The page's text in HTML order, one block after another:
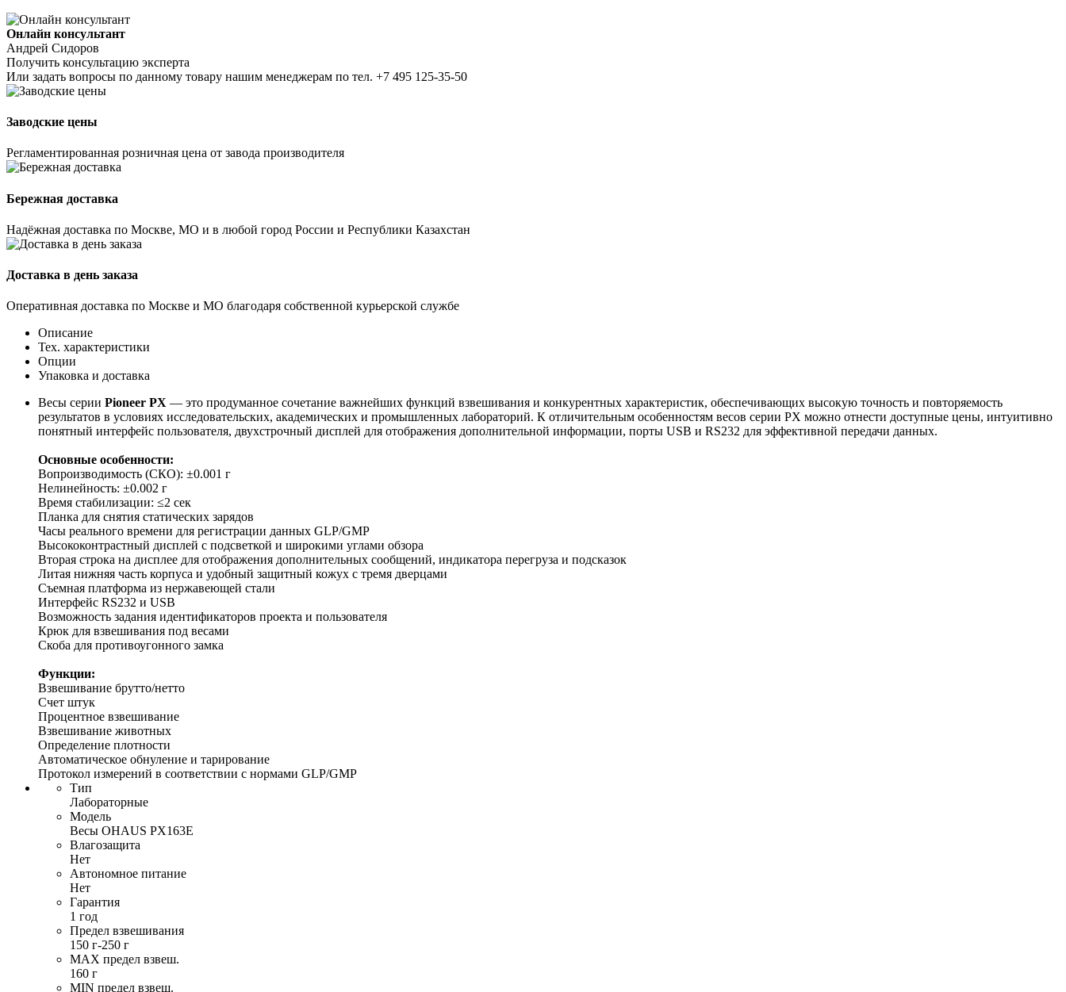
Онлайн консультант
Андрей Сидоров
Получить консультацию эксперта
Или задать вопросы по данному товару нашим менеджерам по тел. +7 495 125-35-50
Заводские цены
Регламентированная розничная цена от завода производителя
Бережная доставка
Надёжная доставка по Москве, МО и в любой город России и Республики Казахстан
Доставка в день заказа
Оперативная доставка по Москве и МО благодаря собственной курьерской службе
Описание
Тех. характеристики
Опции
Упаковка и доставка
Весы серии Pioneer PX — это продуманное сочетание важнейших функций взвешивания и конкурентных характеристик, обеспечивающих высокую точность и повторяемость
результатов в условиях исследовательских, академических и промышленных лабораторий. К отличительным особенностям весов серии PX можно отнести доступные цены, интуитивно
понятный интерфейс пользователя, двухстрочный дисплей для отображения дополнительной информации, порты USB и RS232 для эффективной передачи данных.
Основные особенности:
Вопроизводимость (СКО): ±0.001 г
Нелинейность: ±0.002 г
Время стабилизации: ≤2 сек
Планка для снятия статических зарядов
Часы реального времени для регистрации данных GLP/GMP
Высококонтрастный дисплей с подсветкой и широкими углами обзора
Вторая строка на дисплее для отображения дополнительных сообщений, индикатора перегруза и подсказок
Литая нижняя часть корпуса и удобный защитный кожух с тремя дверцами
Съемная платформа из нержавеющей стали
Интерфейс RS232 и USB
Возможность задания идентификаторов проекта и пользователя
Крюк для взвешивания под весами
Скоба для противоугонного замка
Функции:
Взвешивание брутто/нетто
Счет штук
Процентное взвешивание
Взвешивание животных
Определение плотности
Автоматическое обнуление и тарирование
Протокол измерений в соответствии с нормами GLP/GMP
Тип
Лабораторные
Модель
Весы OHAUS PX163E
Влагозащита
Нет
Автономное питание
Нет
Гарантия
1 год
Предел взвешивания
150 г-250 г
MAX предел взвеш.
160 г
MIN предел взвеш.